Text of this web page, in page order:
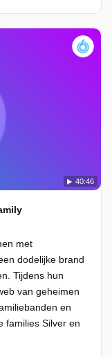
40:46
met
dodelijke brand
Tijdens hun
van geheimen
en
families Silver en